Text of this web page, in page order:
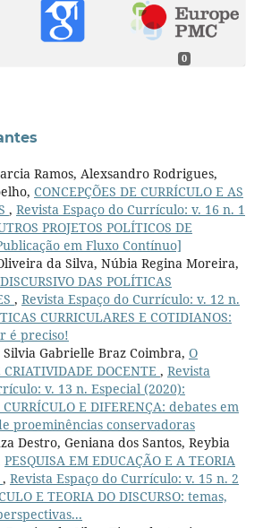
0
Ramos, Alexsandro Rodrigues,
CONCEPÇÕES DE CURRÍCULO E AS
, Revista Espaço do Currículo: v. 16 n. 1
PROJETOS POLÍTICOS DE
em Fluxo Contínuo]
da Silva, Núbia Regina Moreira,
DAS POLÍTICAS
, Revista Espaço do Currículo: v. 12 n.
CURRICULARES E COTIDIANOS:
é preciso!
Gabrielle Braz Coimbra, O
CRIATIVIDADE DOCENTE , Revista
v. 13 n. Especial (2020):
CURRÍCULO E DIFERENÇA: debates em
proeminências conservadoras
Destro, Geniana dos Santos, Reybia
PESQUISA EM EDUCAÇÃO E A TEORIA
, Revista Espaço do Currículo: v. 15 n. 2
E TEORIA DO DISCURSO: temas,